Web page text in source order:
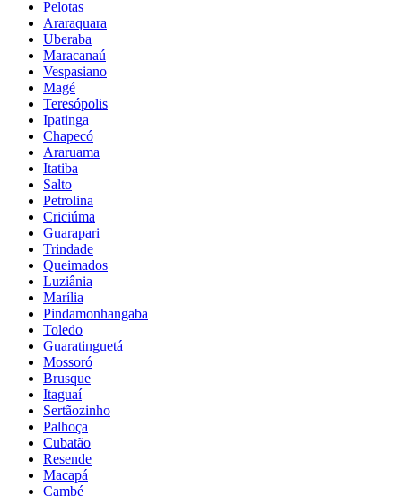
Pelotas
Araraquara
Uberaba
Maracanaú
Vespasiano
Magé
Teresópolis
Ipatinga
Chapecó
Araruama
Itatiba
Salto
Petrolina
Criciúma
Guarapari
Trindade
Queimados
Luziânia
Marília
Pindamonhangaba
Toledo
Guaratinguetá
Mossoró
Brusque
Itaguaí
Sertãozinho
Palhoça
Cubatão
Resende
Macapá
Cambé